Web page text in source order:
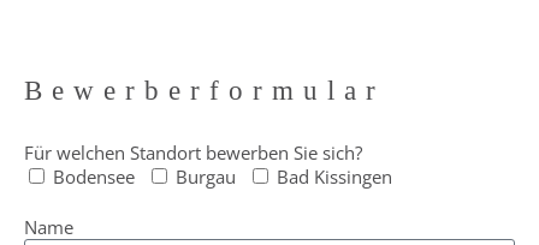
Bewerberformular
Für welchen Standort bewerben Sie sich?
Bodensee
Burgau Bad Kissingen
Name